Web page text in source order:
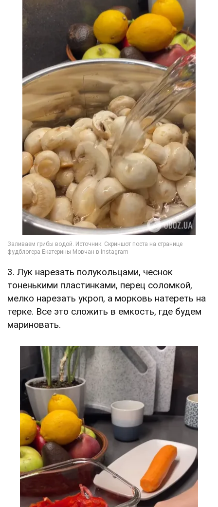
3. Лук нарезать полукольцами, чеснок
тоненькими пластинками, перец соломкой,
мелко нарезать укроп, а морковь натереть на
терке. Все это сложить в емкость, где будем
мариновать.